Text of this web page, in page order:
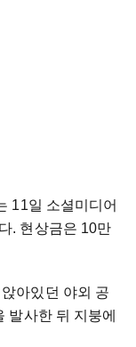
11일 소셜미디어
. 현상금은 10만
아있던 야외 공
발사한 뒤 지붕에